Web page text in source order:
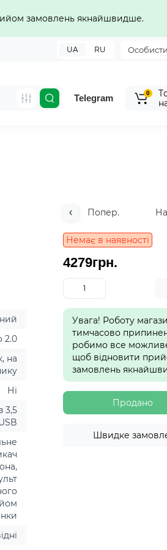
замовлень якнайшвидше.
UA RU
Telegram 0
2.0
на
Ні
3,5
Попер.
Немає в наявності
4279грн.
Увага! Роботу
тимчасово
робимо все
щоб відновити
замовлень
Продано
Швидке